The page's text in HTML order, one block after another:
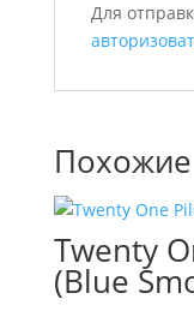
Для
Похожие
Twenty
(Blue